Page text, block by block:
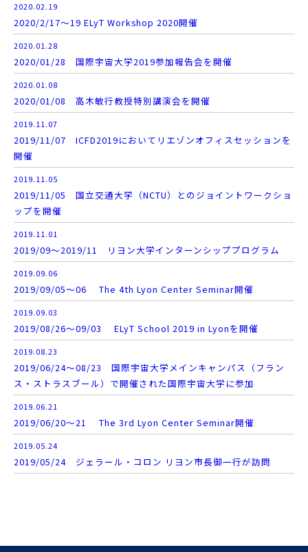
2020.02.19
2020/2/17～19 ELyT Workshop 2020開催
2020.01.28
2020/01/28 国際宇宙大学2019参加報告会を開催
2020.01.08
2020/01/08 高木敏行教授特別講演会を開催
2019.11.07
2019/11/07 ICFD2019においてリエゾンオフィスセッションを
開催
2019.11.05
2019/11/05 国立交通大学（NCTU）とのジョイントワークショ
ップを開催
2019.11.01
2019/09～2019/11 リヨン大学インターンシッププログラム
2019.09.06
2019/09/05～06 The 4th Lyon Center Seminar開催
2019.09.03
2019/08/26～09/03 ELyT School 2019 in Lyonを開催
2019.08.23
2019/06/24～08/23 国際宇宙大学メインキャンパス（フラン
ス・ストラスブール）で開催された国際宇宙大学に参加
2019.06.21
2019/06/20～21 The 3rd Lyon Center Seminar開催
2019.05.24
2019/05/24 ジェラール・コロン リヨン市長御一行が訪問